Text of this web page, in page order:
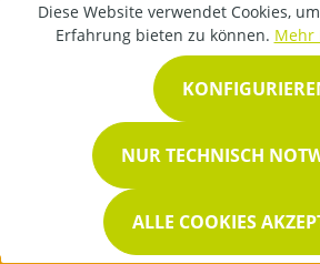
DETAILS
Diese Website verwendet Cookies,
Erfahrung bieten zu können. Mehr
NUR TECHNISCH
ALLE COOKIES